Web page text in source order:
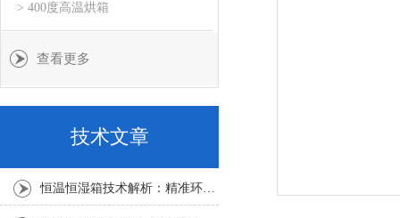
> 400度高温烘箱
查看更多
技术文章
恒温恒湿箱技术解析：精准环境模拟的核心力量